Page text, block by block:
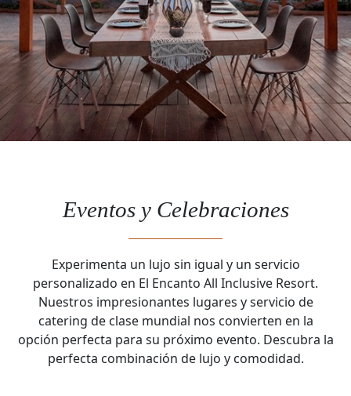
Eventos y Celebraciones
Experimenta un lujo sin igual y un servicio
personalizado en El Encanto All Inclusive Resort.
Nuestros impresionantes lugares y servicio de
catering de clase mundial nos convierten en la
opción perfecta para su próximo evento. Descubra la
perfecta combinación de lujo y comodidad.